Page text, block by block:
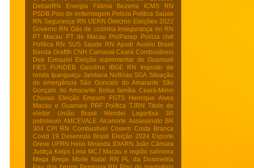
DetranRN
Energia Fátima Bezerra
ICMS RN
PSDB Piso de enfermagem Policia Politica Saúde
RN Segurança RN UERN Ômicron Eleições 2022
Governo RN Gás de cozinha Insegurança no RN
PT Macau
PT de Macau Pis/Pasep
Policia civil
Política RN
SUS Saude RN Apodi Auxilio Brasil
Banda Grafith CNH Carnaval Ceará Combustiveis
Dep Ezequiel
Eleição suplementar de Guamaré
FIES
FUNDEB Gasolina IBGE RN
Imposto de
renda Ipanguaçu Jandaira Notícias SGA Situação
de emergência
São Goncalo do Amarante
São
Gonçalo do Amarante
Bolsa família Ceará-Mirim
Chuvas
Eleição Emparn FGTS
Henrique Alves
Macau e Guamaré
PRF Política TJRN Titulo de
eleitor
União Brasil Wendel Lagartixa
3R
petroleum AMCEVALE Alcanorte Assassinato BR
304 CPI RN Combustivel Cosern Costa Branca
Covid 19 Desenrola Brasil Eleição 2024 Esporte
Greve UFRN Helio Miranda IDIARN João Câmara
Justiça Kelps Lima MCJ Macau e região salineira
Mega Brega
Morte Natal RN
PL da Dosimetria